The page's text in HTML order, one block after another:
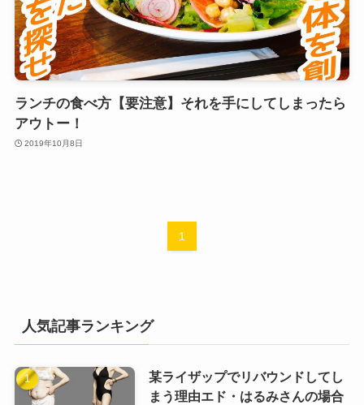
ランチの食べ方【要注意】それを手にしてしまったら
アウトー！
2019年10月8日
1
人気記事ランキング
某ライザップでリバウンドしてし
まう理由エド・はるみさんの場合